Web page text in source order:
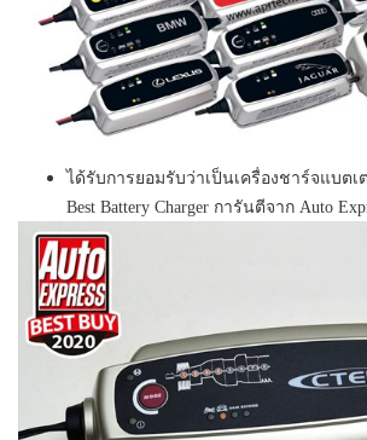
ได้รับการยอมรับว่าเป็นเครื่องชาร์จแบต
Best Battery Charger การันตีจาก Auto